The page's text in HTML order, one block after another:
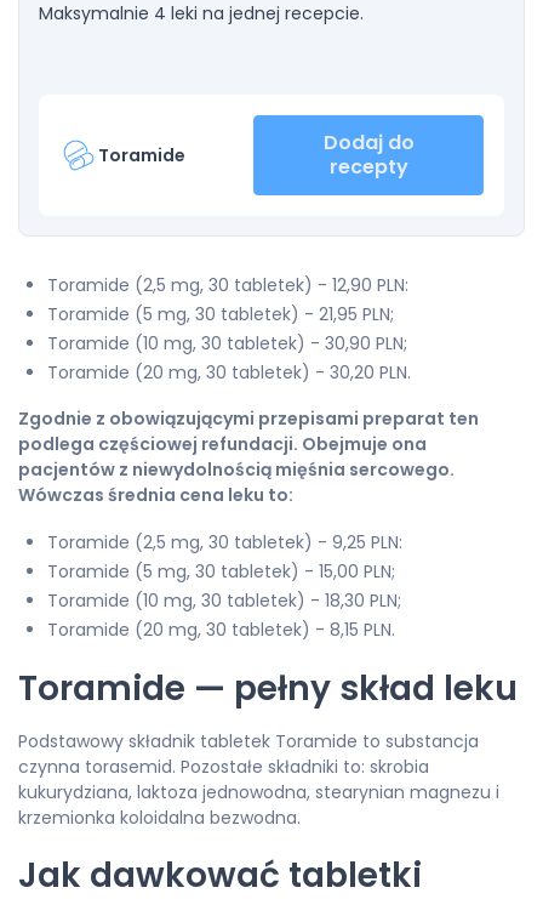
Maksymalnie 4 leki na jednej recepcie.
Toramide
Dodaj do
recepty
Toramide (2,5 mg, 30 tabletek) - 12,90 PLN:
Toramide (5 mg, 30 tabletek) - 21,95 PLN;
Toramide (10 mg, 30 tabletek) - 30,90 PLN;
Toramide (20 mg, 30 tabletek) - 30,20 PLN.
Zgodnie z obowiązującymi przepisami preparat ten
podlega częściowej refundacji. Obejmuje ona
pacjentów z niewydolnością mięśnia sercowego.
Wówczas średnia cena leku to:
Toramide (2,5 mg, 30 tabletek) - 9,25 PLN:
Toramide (5 mg, 30 tabletek) - 15,00 PLN;
Toramide (10 mg, 30 tabletek) - 18,30 PLN;
Toramide (20 mg, 30 tabletek) - 8,15 PLN.
Toramide — pełny skład leku
Podstawowy składnik tabletek Toramide to substancja
czynna torasemid. Pozostałe składniki to: skrobia
kukurydziana, laktoza jednowodna, stearynian magnezu i
krzemionka koloidalna bezwodna.
Jak dawkować tabletki